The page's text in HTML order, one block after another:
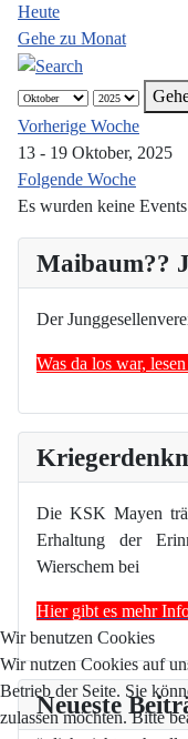
Maibaum??
Der
Was da los war,
Die KSK Mayen
Erhaltung der
Wierschem bei
Hier gibt es mehr
Neueste
Heute
Gehe zu Monat
Vorherige Woche
13 - 19 Oktober, 2025
Folgende Woche
Es wurden keine
Wir benutzen Cookies
Wir nutzen Cookies auf
Betrieb der Seite. Sie
zulassen möchten. Bitte